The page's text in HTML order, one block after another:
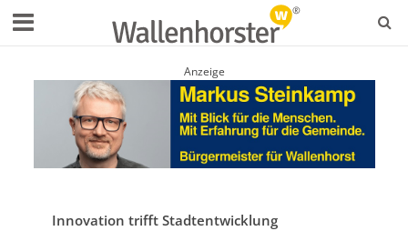
Anzeige
Innovation trifft Stadtentwicklung